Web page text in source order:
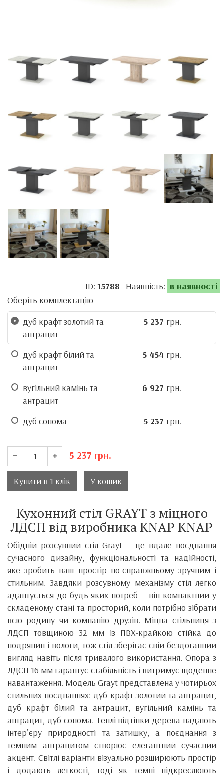
ID: 15788 Наявність: в наявності
Оберіть комплектацію
дуб крафт золотий та
антрацит
5 237 грн.
дуб крафт білий та
антрацит
5 454 грн.
вугільний камінь та
антрацит
6 927 грн.
дуб сонома 5 237 грн.
5 237 грн.
Купити в 1 клік У кошик
Кухонний стіл GRAYT з міцного
ЛДСП від виробника KNAP KNAP
Обідній розсувний стіл Grayt — це вдале поєднання
сучасного дизайну, функціональності та надійності,
яке зробить ваш простір по-справжньому зручним і
стильним. Завдяки розсувному механізму стіл легко
адаптується до будь-яких потреб — він компактний у
складеному стані та просторий, коли потрібно зібрати
всю родину чи компанію друзів. Міцна стільниця з
ЛДСП товщиною 32 мм із ПВХ-крайкою стійка до
подряпин і вологи, тож стіл зберігає свій бездоганний
вигляд навіть після тривалого використання. Опора з
ЛДСП 16 мм гарантує стабільність і витримує щоденне
навантаження. Модель Grayt представлена у чотирьох
стильних поєднаннях: дуб крафт золотий та антрацит,
дуб крафт білий та антрацит, вугільний камінь та
антрацит, дуб сонома. Теплі відтінки дерева надають
інтер’єру природності та затишку, а поєднання з
темним антрацитом створює елегантний сучасний
акцент. Світлі варіанти візуально розширюють простір
і додають легкості, тоді як темні підкреслюють